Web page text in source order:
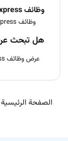
وظائف deliverymaxexpress في المنطقة
وظائف deliverymaxexpress في الإمارات
هل تبحث
عرض وظائف deliverymaxexpress العالمية
الصفحة الرئيسية